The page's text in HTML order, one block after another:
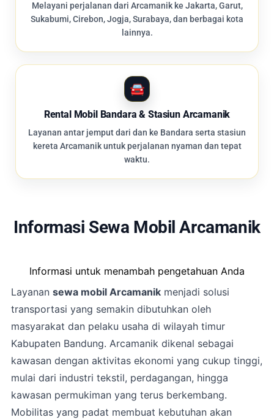
Melayani perjalanan dari Arcamanik ke Jakarta, Garut,
Sukabumi, Cirebon, Jogja, Surabaya, dan berbagai kota
lainnya.
Rental Mobil Bandara & Stasiun Arcamanik
Layanan antar jemput dari dan ke Bandara serta stasiun
kereta Arcamanik untuk perjalanan nyaman dan tepat
waktu.
Informasi Sewa Mobil Arcamanik
Informasi untuk menambah pengetahuan Anda
Layanan sewa mobil Arcamanik menjadi solusi
transportasi yang semakin dibutuhkan oleh
masyarakat dan pelaku usaha di wilayah timur
Kabupaten Bandung. Arcamanik dikenal sebagai
kawasan dengan aktivitas ekonomi yang cukup tinggi,
mulai dari industri tekstil, perdagangan, hingga
kawasan permukiman yang terus berkembang.
Mobilitas yang padat membuat kebutuhan akan